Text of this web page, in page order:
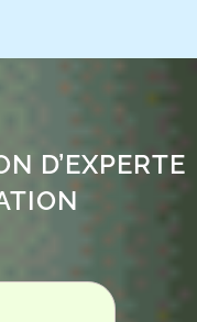
D’EXPERTE